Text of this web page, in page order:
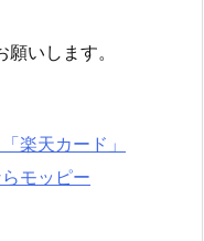
いします。
楽天カード」
モッピー